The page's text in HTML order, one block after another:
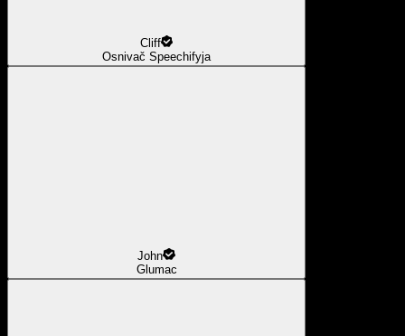
Cliff
Osnivač Speechifyja
John
Glumac